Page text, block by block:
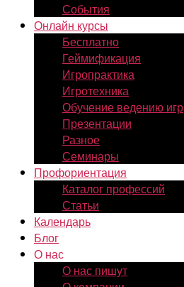
События
Онлайн курсы
Бесплатно
Геймификация
Игропрактика
Игротехника
Обучение ведению игр
Презентации
Разное
Семинары
Профориентация
Каталог профессий
Статьи
Календарь
Блог
О нас
О нас пишут